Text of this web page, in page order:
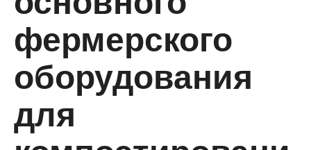
фермерского
оборудования
для